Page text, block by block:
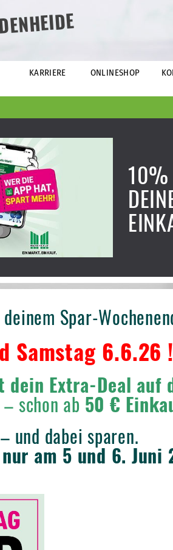
KARRIERE ONLINESHOP
10%
Spar-
Samstag 6.6.26 !
dein Extra-Deal auf
– schon ab 50 €
und dabei sparen.
am 5 und 6. Juni